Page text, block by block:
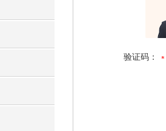
验证码：